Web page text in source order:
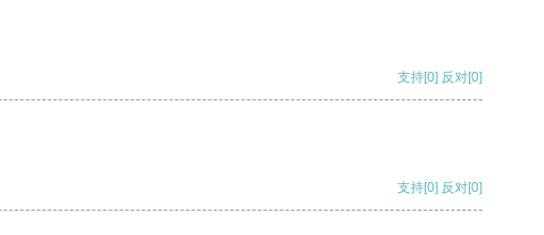
支持[0] 反对[0]
支持[0] 反对[0]